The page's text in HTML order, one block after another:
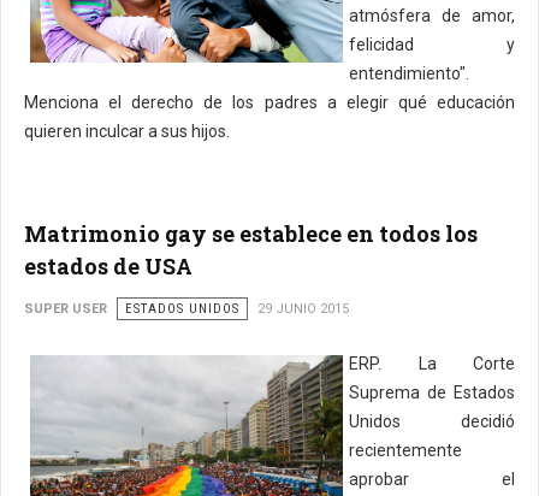
atmósfera de amor,
felicidad y
entendimiento".
Menciona el derecho de los padres a elegir qué educación
quieren inculcar a sus hijos.
Matrimonio gay se establece en todos los
estados de USA
SUPER USER ESTADOS UNIDOS 29 JUNIO 2015
ERP. La Corte
Suprema de Estados
Unidos decidió
recientemente
aprobar el